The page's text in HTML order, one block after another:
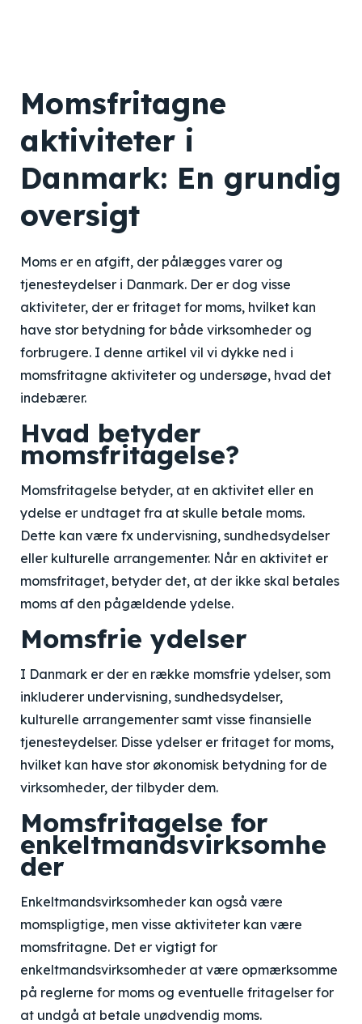
Momsfritagne
aktiviteter i
Danmark: En grundig
oversigt
Moms er en afgift, der pålægges varer og
tjenesteydelser i Danmark. Der er dog visse
aktiviteter, der er fritaget for moms, hvilket kan
have stor betydning for både virksomheder og
forbrugere. I denne artikel vil vi dykke ned i
momsfritagne aktiviteter og undersøge, hvad det
indebærer.
Hvad betyder
momsfritagelse?
Momsfritagelse betyder, at en aktivitet eller en
ydelse er undtaget fra at skulle betale moms.
Dette kan være fx undervisning, sundhedsydelser
eller kulturelle arrangementer. Når en aktivitet er
momsfritaget, betyder det, at der ikke skal betales
moms af den pågældende ydelse.
Momsfrie ydelser
I Danmark er der en række momsfrie ydelser, som
inkluderer undervisning, sundhedsydelser,
kulturelle arrangementer samt visse finansielle
tjenesteydelser. Disse ydelser er fritaget for moms,
hvilket kan have stor økonomisk betydning for de
virksomheder, der tilbyder dem.
Momsfritagelse for
enkeltmandsvirksomhe
der
Enkeltmandsvirksomheder kan også være
momspligtige, men visse aktiviteter kan være
momsfritagne. Det er vigtigt for
enkeltmandsvirksomheder at være opmærksomme
på reglerne for moms og eventuelle fritagelser for
at undgå at betale unødvendig moms.